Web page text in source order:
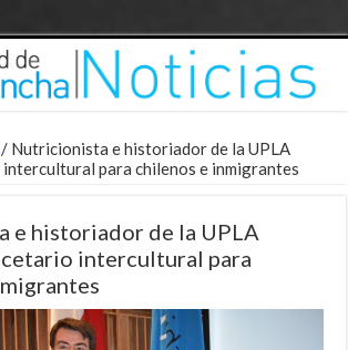
/ Nutricionista e historiador de la UPLA
para chilenos e inmigrantes
e historiador de la UPLA
intercultural para